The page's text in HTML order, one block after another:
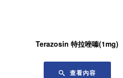
Terazosin 特拉唑嗪(1mg)
查看內容